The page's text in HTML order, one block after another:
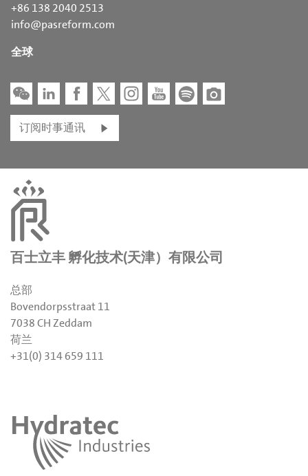
+86 138 2040 2513
info@pasreform.com
全球
订阅时事通讯
百士立丰 孵化技术(天津）有限公司
总部
Bovendorpsstraat 11
7038 CH Zeddam
荷兰
+31(0) 314 659 111